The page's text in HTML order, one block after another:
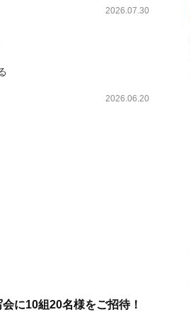
2026.07.30
2026.06.20
に10組20名様をご招待！